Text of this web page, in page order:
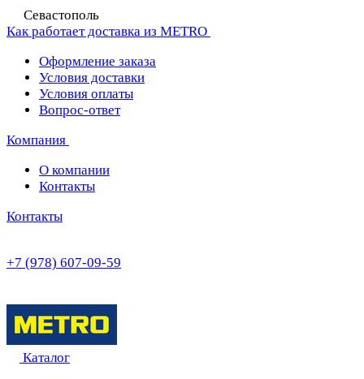
Севастополь
Как работает доставка из METRO
Оформление заказа
Условия доставки
Условия оплаты
Вопрос-ответ
Компания
О компании
Контакты
Контакты
+7 (978) 607-09-59
Каталог